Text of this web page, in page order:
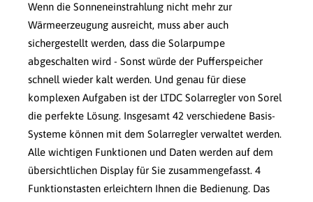
Wenn die Sonneneinstrahlung nicht mehr zur
Wärmeerzeugung ausreicht, muss aber auch
sichergestellt werden, dass die Solarpumpe
abgeschalten wird - Sonst würde der Pufferspeicher
schnell wieder kalt werden. Und genau für diese
komplexen Aufgaben ist der LTDC Solarregler von Sorel
die perfekte Lösung. Insgesamt 42 verschiedene Basis-
Systeme können mit dem Solarregler verwaltet werden.
Alle wichtigen Funktionen und Daten werden auf dem
übersichtlichen Display für Sie zusammengefasst. 4
Funktionstasten erleichtern Ihnen die Bedienung. Das